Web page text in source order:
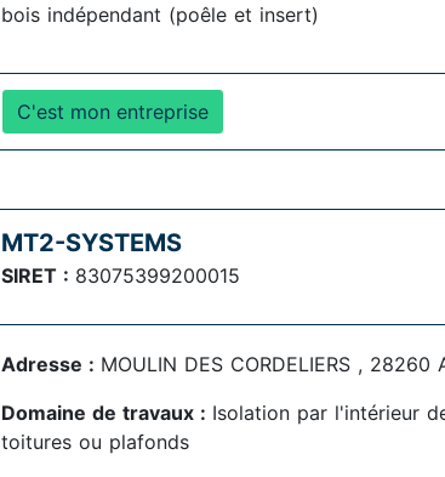
bois indépendant (poêle et insert)
C'est mon entreprise
MT2-SYSTEMS
SIRET : 83075399200015
Adresse : MOULIN DES CORDELIERS , 28260
Domaine de travaux : Isolation par l'intérieur
toitures ou plafonds